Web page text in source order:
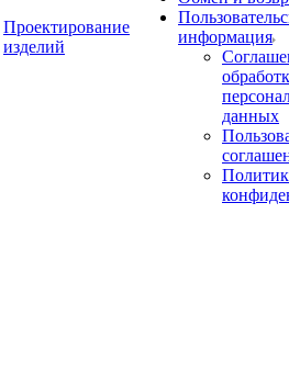
Проектирование
изделий
информация
данных